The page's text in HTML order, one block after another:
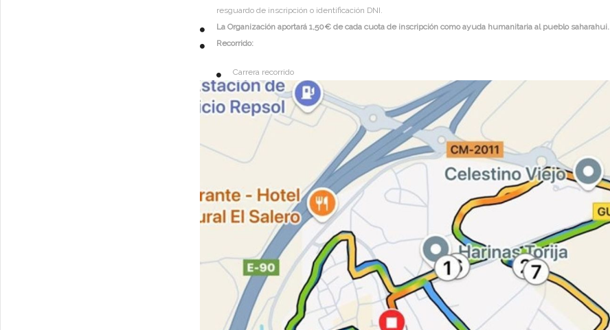
resguardo de inscripción o identificación DNI.
La Organización aportará 1,50€ de cada cuota de inscripción como ayuda humanitaria al pueblo saharahui.
Recorrido:
Carrera recorrido